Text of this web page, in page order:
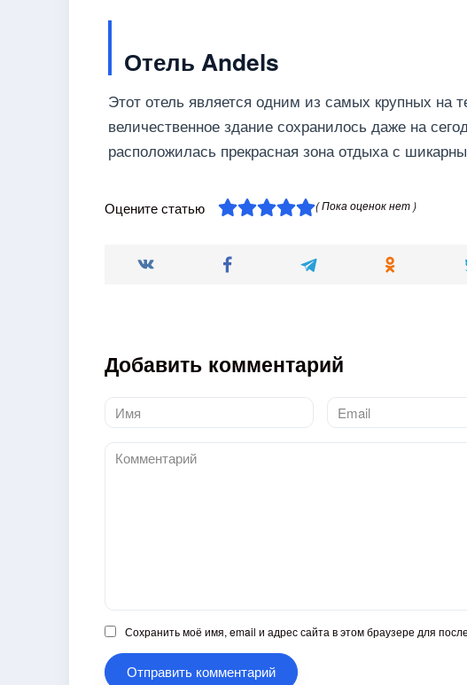
Отель Andels
Этот отель является одним из самых крупных на
величественное здание сохранилось даже на
расположилась прекрасная зона отдыха с
Оцените статью ( Пока оценок нет )
Добавить комментарий
Имя
*
Email
*
Комментарий
Сохранить моё имя, email и адрес сайта в этом браузере для